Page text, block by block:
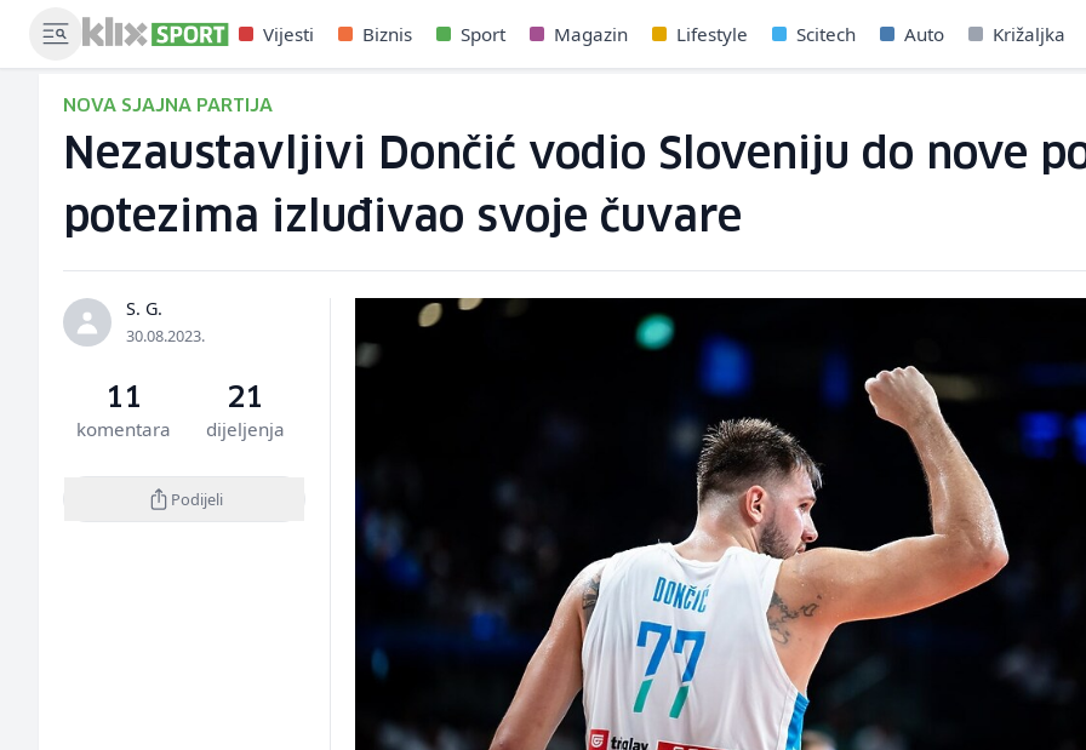
Vijesti Biznis Sport Magazin Lifestyle Scitech Auto Križaljka
NOVA SJAJNA PARTIJA
Nezaustavljivi Dončić vodio Sloveniju do nove
potezima izluđivao svoje čuvare
S. G.
30.08.2023.
11
komentara
21
dijeljenja
Podijeli